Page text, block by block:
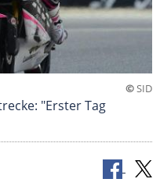
©SID
"Erster Tag